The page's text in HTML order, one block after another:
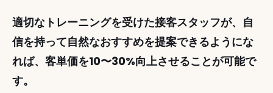
適切なトレーニングを受けた接客スタッフが、自
信を持って自然なおすすめを提案できるようにな
れば、客単価を10〜30%向上させることが可能で
す。